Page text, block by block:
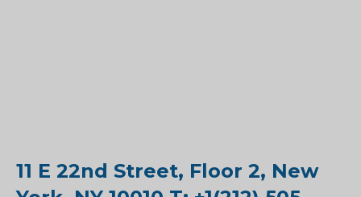
11 E 22nd Street, Floor 2, New